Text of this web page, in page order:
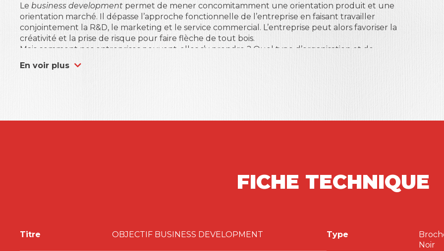
Le business development permet de mener concomitamment une orientation produit et une
orientation marché. Il dépasse l’approche fonctionnelle de l’entreprise en faisant travailler
conjointement la R&D, le marketing et le service commercial. L’entreprise peut alors favoriser la
créativité et la prise de risque pour faire flèche de tout bois.
Mais comment nos entreprises peuvent-elles s’y prendre ? Quel type d’organisation et de
management mettre en place ? Quelle posture adopter ? Quelles compétences et quels profils
mobiliser ?
C. MARTIN, Noreen O’SHEA, Marie-Catherine PAQUIER, Robert C. SHELDON, Christian TROUBÉ.
En voir plus
FICHE TECHNIQUE
Titre OBJECTIF BUSINESS DEVELOPMENT Type
Noir